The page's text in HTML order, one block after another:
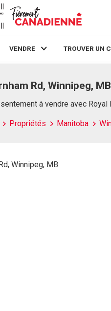
VENDRE TROUVER UN
Rd, Winnipeg, MB
à vendre avec Royal
Propriétés Manitoba